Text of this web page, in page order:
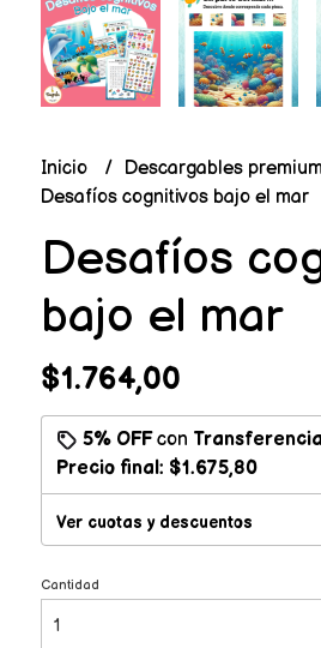
Inicio
Descargables premium
Desafíos cognitivos bajo el mar
Desafíos
bajo el mar
$1.764,00
5% OFFcon Transferencia
Precio final: $1.675,80
Ver cuotas y descuentos
Cantidad